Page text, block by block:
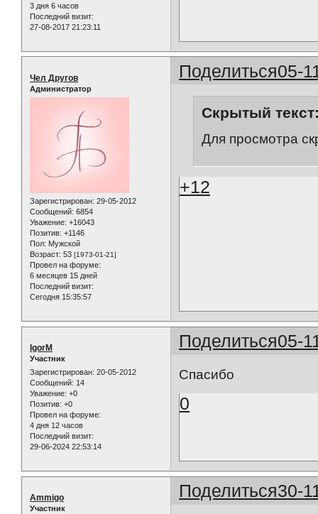
3 дня 6 часов
Последний визит:
27-08-2017 21:23:11
Поделиться05-
Чел Другов
Администратор
Зарегистрирован: 29-05-2012
Сообщений: 6854
Уважение: +16043
Позитив: +1146
Пол: Мужской
Возраст: 53 [1973-01-21]
Провел на форуме:
6 месяцев 15 дней
Последний визит:
Сегодня 15:35:57
Скрытый
Для просмотра
+12
Поделиться05-
IgorM
Участник
Зарегистрирован: 20-05-2012
Сообщений: 14
Уважение: +0
Позитив: +0
Провел на форуме:
4 дня 12 часов
Последний визит:
29-06-2024 22:53:14
Спасибо
0
Поделиться30-
Ammigo
Участник